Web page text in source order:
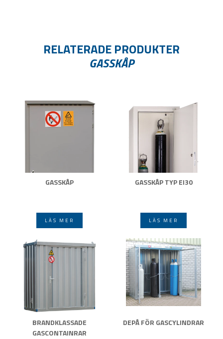
RELATERADE PRODUKTER
GASSKÅP
GASSKÅP
LÄS MER
GASSKÅP TYP EI30
LÄS MER
BRANDKLASSADE
GASCONTAINRAR
DEPÅ FÖR GASCYLINDRAR